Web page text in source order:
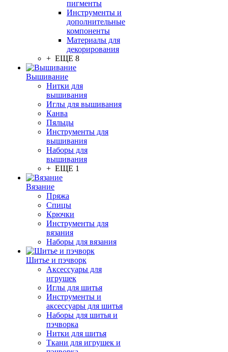
пигменты
Инструменты и
дополнительные
компоненты
Материалы для
декорирования
+ ЕЩЕ 8
Вышивание
Нитки для
вышивания
Иглы для вышивания
Канва
Пяльцы
Инструменты для
вышивания
Наборы для
вышивания
+ ЕЩЕ 1
Вязание
Пряжа
Спицы
Крючки
Инструменты для
вязания
Наборы для вязания
Шитье и пэчворк
Аксессуары для
игрушек
Иглы для шитья
Инструменты и
аксессуары для шитья
Наборы для шитья и
пэчворка
Нитки для шитья
Ткани для игрушек и